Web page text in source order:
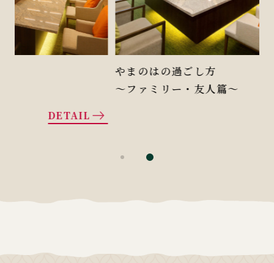
やまのはの過ごし方
〜ファミリー・友人篇〜